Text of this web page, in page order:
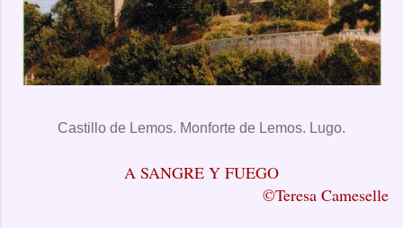
Castillo de Lemos. Monforte de Lemos. Lugo.
A SANGRE Y FUEGO
©Teresa Cameselle